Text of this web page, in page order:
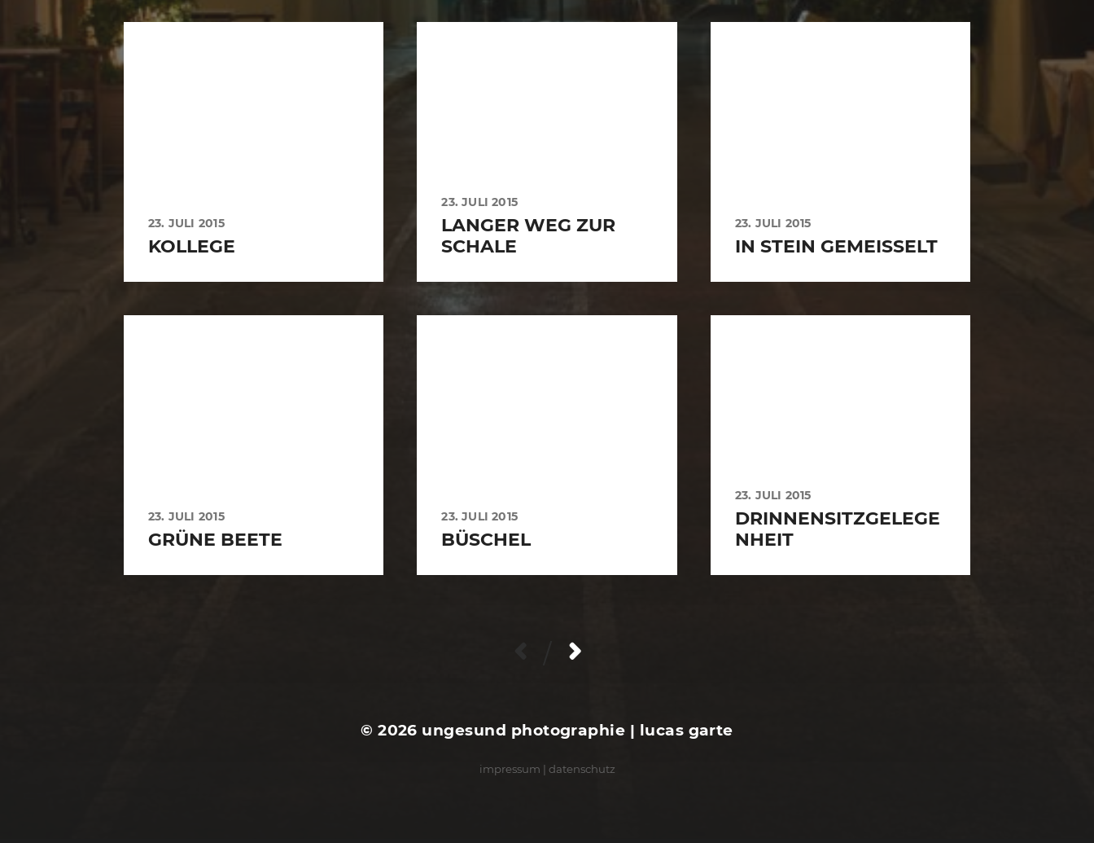
23. JULI 2015
KOLLEGE
23. JULI 2015
LANGER WEG ZUR
SCHALE
23. JULI 2015
IN STEIN GEMEISSELT
23. JULI 2015
GRÜNE BEETE
23. JULI 2015
BÜSCHEL
23. JULI 2015
DRINNENSITZGELEGE
NHEIT
© 2026 ungesund photographie | lucas garte
impressum | datenschutz